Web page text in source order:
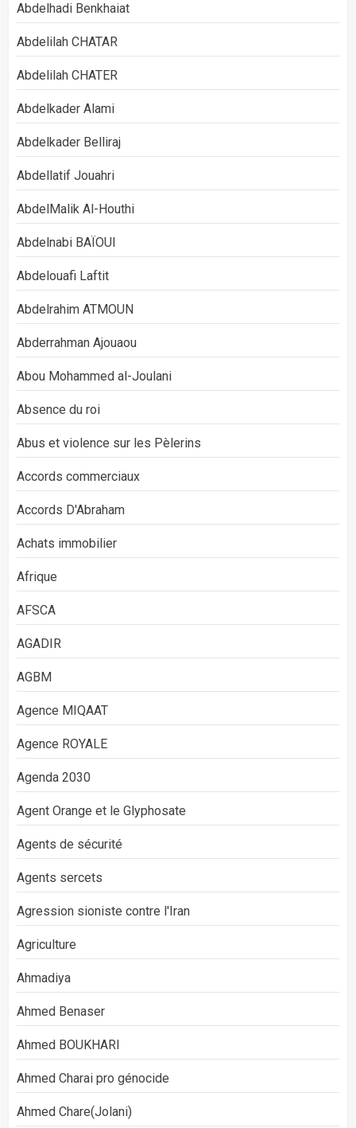
Abdelhadi Benkhaiat
Abdelilah CHATAR
Abdelilah CHATER
Abdelkader Alami
Abdelkader Belliraj
Abdellatif Jouahri
AbdelMalik Al-Houthi
Abdelnabi BAÏOUI
Abdelouafi Laftit
Abdelrahim ATMOUN
Abderrahman Ajouaou
Abou Mohammed al-Joulani
Absence du roi
Abus et violence sur les Pèlerins
Accords commerciaux
Accords D'Abraham
Achats immobilier
Afrique
AFSCA
AGADIR
AGBM
Agence MIQAAT
Agence ROYALE
Agenda 2030
Agent Orange et le Glyphosate
Agents de sécurité
Agents sercets
Agression sioniste contre l'Iran
Agriculture
Ahmadiya
Ahmed Benaser
Ahmed BOUKHARI
Ahmed Charai pro génocide
Ahmed Chare(Jolani)